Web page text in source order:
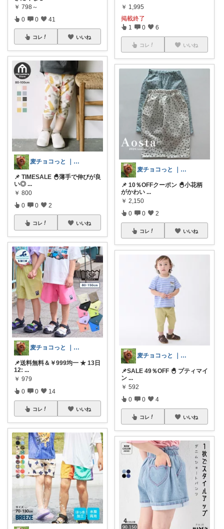
￥ 798～
0 0 41
コレ いいね
麦チョコっと ｜ キッズ＆ベビー 夏
📌 TIMESALE 🐣薄手で伸びが良
い◎ ...
￥ 800
0 0 2
コレ いいね
麦チョコっと ｜ キッズ＆ベビー 夏
📌送料無料＆￥999均一 ★ 13日
12: ...
￥ 979
0 0 14
コレ いいね
￥ 1,995
掲載終了
1 0 6
コレ いいね
麦チョコっと ｜ キッズ＆ベビー 夏
📌 10％OFFクーポン 🐣小花柄
がかわい ...
￥ 2,150
0 0 2
コレ いいね
麦チョコっと ｜ キッズ＆ベビー 夏
📌SALE 49％OFF 🐣 プティマイ
ン ...
￥ 592
0 0 4
コレ いいね